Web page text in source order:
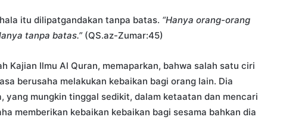
itu dilipatgandakan tanpa batas. “Hanya orang-orang
tanpa batas.”(QS.az-Zumar:45)
Kajian Ilmu Al Quran, memaparkan, bahwa salah satu ciri
berusaha melakukan kebaikan bagi orang lain. Dia
yang mungkin tinggal sedikit, dalam ketaatan dan mencari
memberikan kebaikan kebaikan bagi sesama bahkan dia